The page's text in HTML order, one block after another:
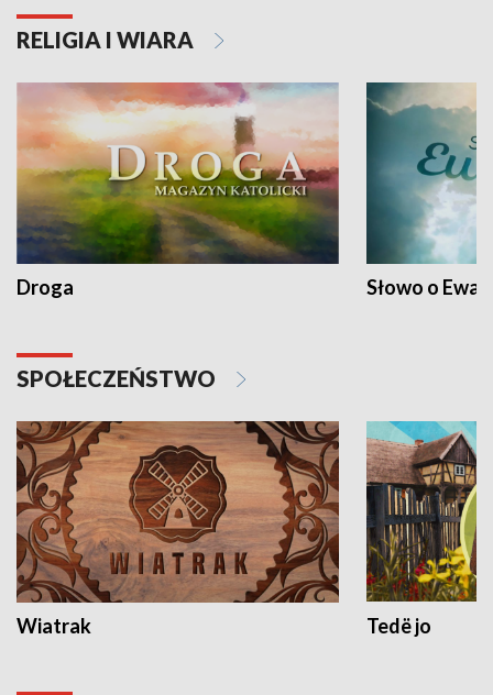
RELIGIA I WIARA
Droga Słowo o
SPOŁECZEŃSTWO
Wiatrak Tedë jo